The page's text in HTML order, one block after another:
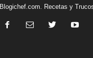
Recetas y